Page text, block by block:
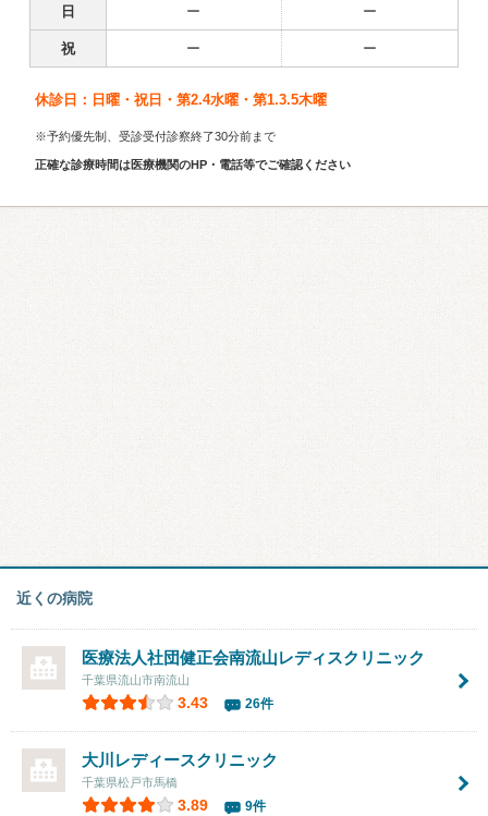
日 ー ー
祝 ー ー
休診日：日曜・祝日・第2.4水曜・第1.3.5木曜
※予約優先制、受診受付診察終了30分前まで
正確な診療時間は医療機関のHP・電話等でご確認ください
近くの病院
医療法人社団健正会南流山レディスクリニック
千葉県流山市南流山
3.43 26件
大川レディースクリニック
千葉県松戸市馬橋
3.89 9件